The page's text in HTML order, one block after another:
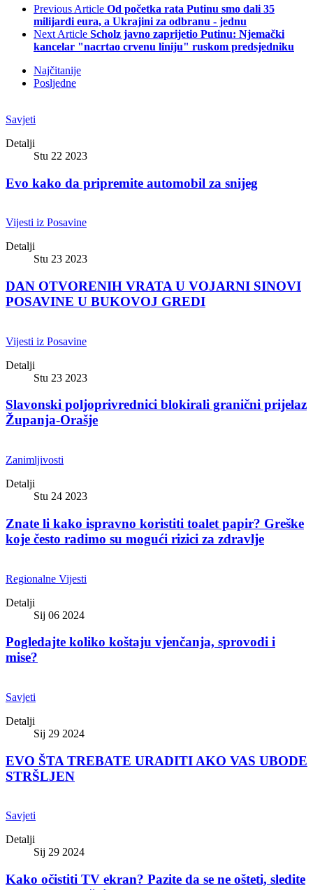
Previous Article Od početka rata Putinu smo dali 35
milijardi eura, a Ukrajini za odbranu - jednu
Next Article Scholz javno zaprijetio Putinu: Njemački
kancelar "nacrtao crvenu liniju" ruskom predsjedniku
Najčitanije
Posljedne
Savjeti
Detalji
Stu 22 2023
Evo kako da pripremite automobil za snijeg
Vijesti iz Posavine
Detalji
Stu 23 2023
DAN OTVORENIH VRATA U VOJARNI SINOVI
POSAVINE U BUKOVOJ GREDI
Vijesti iz Posavine
Detalji
Stu 23 2023
Slavonski poljoprivrednici blokirali granični prijelaz
Županja-Orašje
Zanimljivosti
Detalji
Stu 24 2023
Znate li kako ispravno koristiti toalet papir? Greške
koje često radimo su mogući rizici za zdravlje
Regionalne Vijesti
Detalji
Sij 06 2024
Pogledajte koliko koštaju vjenčanja, sprovodi i
mise?
Savjeti
Detalji
Sij 29 2024
EVO ŠTA TREBATE URADITI AKO VAS UBODE
STRŠLJEN
Savjeti
Detalji
Sij 29 2024
Kako očistiti TV ekran? Pazite da se ne ošteti, sledite